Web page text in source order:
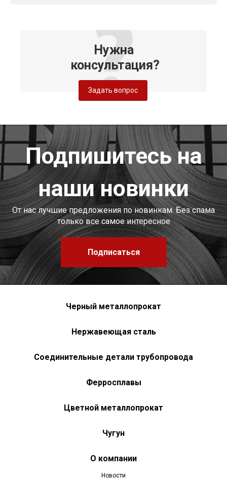
Нужна
консультация?
Задать вопрос
Подпишитесь на
наши новинки
От нас лучшие предложения по новинкам. Без спама
только все самое интересное
Подписаться
Черный металлопрокат
Нержавеющая сталь
Соединительные детали трубопровода
Ферросплавы
Цветной металлопрокат
Чугун
О компании
Новости